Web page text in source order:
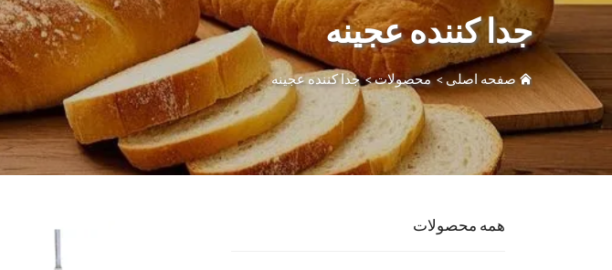
جدا کننده عجينه
صفحه اصلی>محصولات>جدا کننده عجينه
همه محصولات